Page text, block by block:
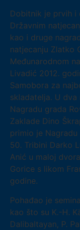
Dobitnik je prvih i
Državnim
kao i druge
natjecanju Zlatko
Međunarodnom
Livadić 2012.
Samobora za
skladatelja. U
Nagradu grada
Zaklade Dino
primio je
50. Tribini Darko
Anić u maloj
Gorice s likom
godine.
Pohađao je
kao što su K.-H.
Dalibaltayan, P.